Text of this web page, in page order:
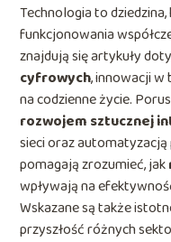
Technologia to
funkcjonowania
znajdują się artykuły
cyfrowych, innowacji
na codzienne życie.
rozwojem sztucznej
sieci oraz
pomagają zrozumieć, jak
wpływają na
Wskazane są także
przyszłość różnych